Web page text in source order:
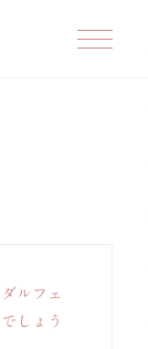
ルフェ
しょう